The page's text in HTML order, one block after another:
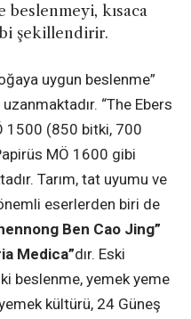
beslenmeyi, kısaca
şekillendirir.
uygun beslenme”
“The Ebers
1500 (850 bitki, 700
MÖ 1600 gibi
Tarım, tat uyumu ve
eserlerden biri de
Ben Cao Jing”
Medica”dır. Eski
beslenme, yemek yeme
kültürü, 24 Güneş